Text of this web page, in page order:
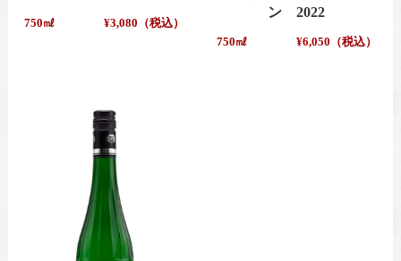
750㎖ ¥3,080（税込）
ン 2022
750㎖ ¥6,050（税込）